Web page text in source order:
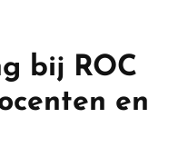
bij ROC
en